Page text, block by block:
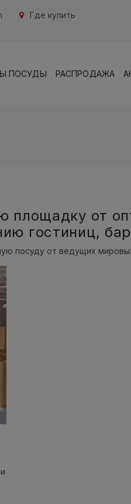
Где купить
ПОСУДЫ РАСПРОДАЖА
площадку от
гостиниц,
посуду от ведущих